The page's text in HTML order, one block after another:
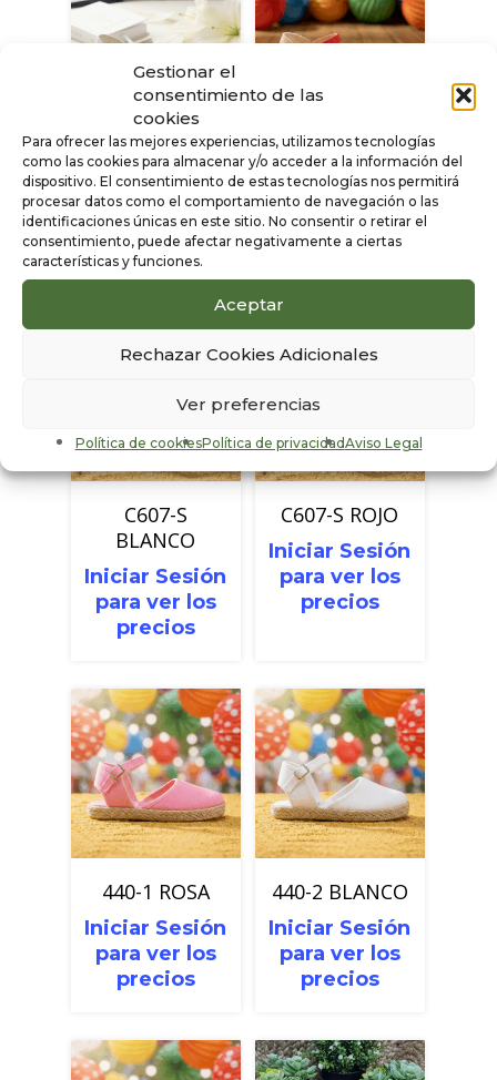
Gestionar el
consentimiento de las
cookies
Para ofrecer las mejores experiencias, utilizamos tecnologías
como las cookies para almacenar y/o acceder a la información del
dispositivo. El consentimiento de estas tecnologías nos permitirá
procesar datos como el comportamiento de navegación o las
identificaciones únicas en este sitio. No consentir o retirar el
consentimiento, puede afectar negativamente a ciertas
características y funciones.
Aceptar
Rechazar Cookies Adicionales
Ver preferencias
Política de cookiesPolítica de privacidadAviso Legal
C716-L BEIGE
Iniciar Sesión
para ver los
precios
C607-L ROJO
Iniciar Sesión
para ver los
precios
C607-S
BLANCO
Iniciar Sesión
para ver los
precios
C607-S ROJO
Iniciar Sesión
para ver los
precios
440-1 ROSA
Iniciar Sesión
para ver los
precios
440-2 BLANCO
Iniciar Sesión
para ver los
precios